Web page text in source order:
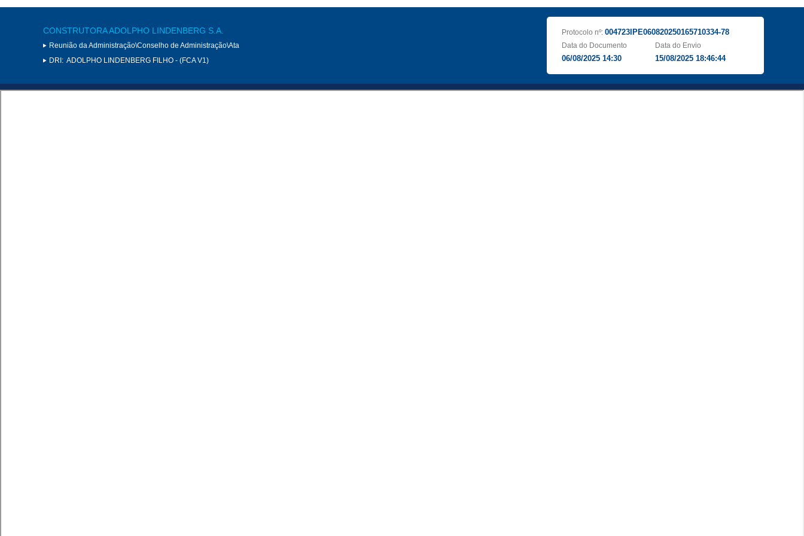
CONSTRUTORA ADOLPHO LINDENBERG S.A.
Reunião da Administração\Conselho de Administração\Ata
DRI: ADOLPHO LINDENBERG FILHO - (FCA V1)
Protocolo nº: 004723IPE060820250165710334-78
Data do Documento
06/08/2025 14:30
Data do Envio
15/08/2025 18:46:44